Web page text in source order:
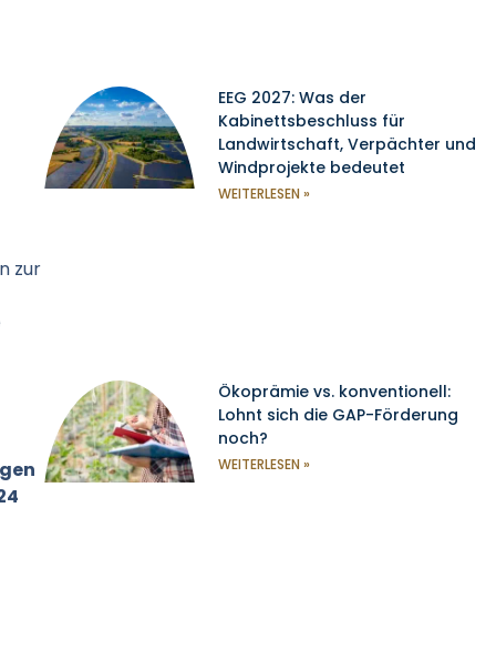
zur
EEG 2027: Was der
Kabinettsbeschluss für
Landwirtschaft, Verpächter und
Windprojekte bedeutet
WEITERLESEN »
Ökoprämie vs. konventionell:
Lohnt sich die GAP-Förderung
noch?
WEITERLESEN »